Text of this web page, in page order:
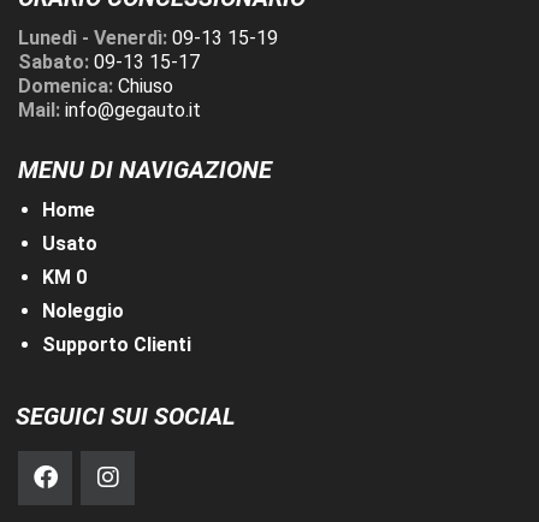
Lunedì - Venerdì: 09-13 15-19
Sabato: 09-13 15-17
Domenica: Chiuso
Mail: info@gegauto.it
MENU DI NAVIGAZIONE
Home
Usato
KM 0
Noleggio
Supporto Clienti
SEGUICI SUI SOCIAL